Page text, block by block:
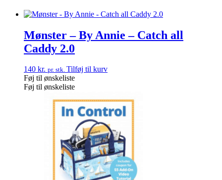
Mønster – By Annie – Catch all
Caddy 2.0
140 kr. pr. stk. Tilføj til kurv
Føj til ønskeliste
Føj til ønskeliste